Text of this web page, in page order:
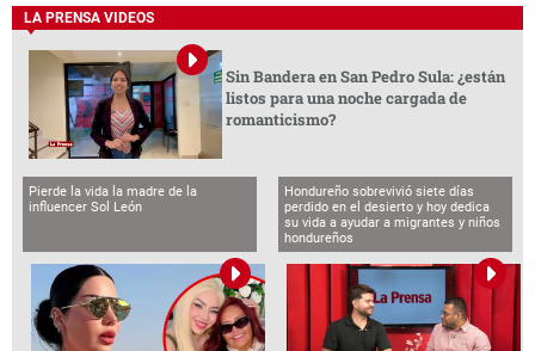
LA PRENSA VIDEOS
Sin Bandera en San Pedro Sula: ¿están
listos para una noche cargada de
romanticismo?
Pierde la vida la madre de la
influencer Sol León
Hondureño sobrevivió siete días
perdido en el desierto y hoy dedica
su vida a ayudar a migrantes y niños
hondureños